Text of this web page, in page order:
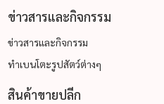
ข่าวสารและกิจกรรม
ข่าวสารและกิจกรรม
ทำเบนโตะรูปสัตว์ต่างๆ
สินค้าขายปลีก